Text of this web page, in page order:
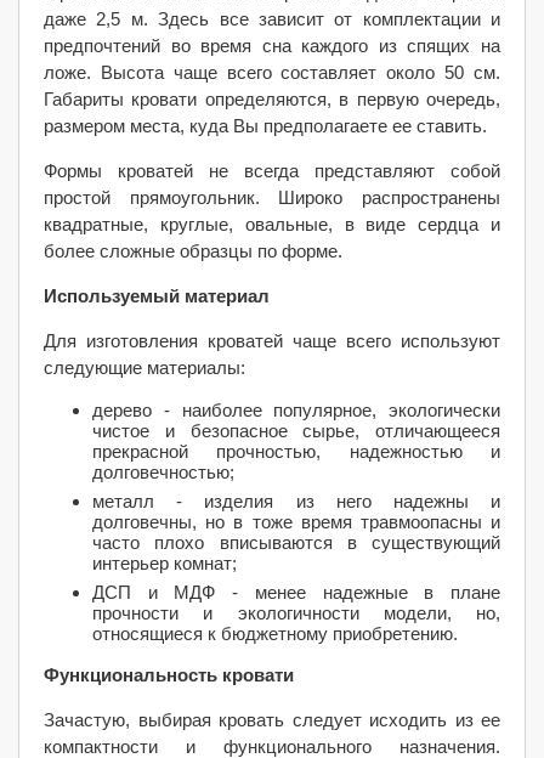
даже 2,5 м. Здесь все зависит от комплектации и
предпочтений во время сна каждого из спящих на
ложе. Высота чаще всего составляет около 50 см.
Габариты кровати определяются, в первую очередь,
размером места, куда Вы предполагаете ее ставить.
Формы кроватей не всегда представляют собой
простой прямоугольник. Широко распространены
квадратные, круглые, овальные, в виде сердца и
более сложные образцы по форме.
Используемый материал
Для изготовления кроватей чаще всего используют
следующие материалы:
дерево - наиболее популярное, экологически
чистое и безопасное сырье, отличающееся
прекрасной прочностью, надежностью и
долговечностью;
металл - изделия из него надежны и
долговечны, но в тоже время травмоопасны и
часто плохо вписываются в существующий
интерьер комнат;
ДСП и МДФ - менее надежные в плане
прочности и экологичности модели, но,
относящиеся к бюджетному приобретению.
Функциональность кровати
Зачастую, выбирая кровать следует исходить из ее
компактности и функционального назначения.